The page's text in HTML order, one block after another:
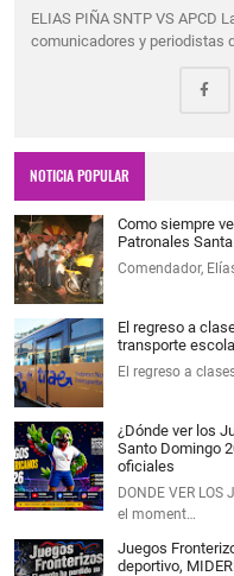
ELIAS PIÑA SNTP VS APCD
comunicadores y periodistas
NOTICIA POPULAR
Como siempre
Patronales
Comendador,
El regreso a
transporte
El regreso a
¿Dónde ver los
Santo Domingo
oficiales
DONDE VER LOS
el moment…
Juegos
deportivo,